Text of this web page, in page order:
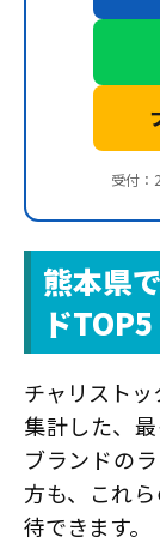
受付：
熊本県
ド
チャリスト
集計した、
ブランドの
方も、これ
待できます。